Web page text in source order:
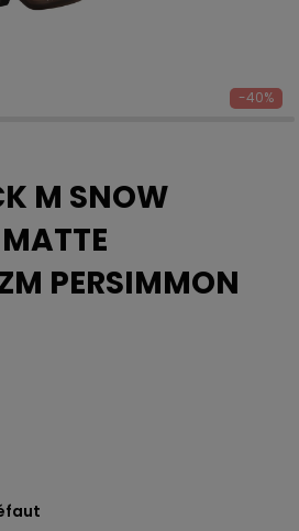
-40%
M SNOW
PERSIMMON